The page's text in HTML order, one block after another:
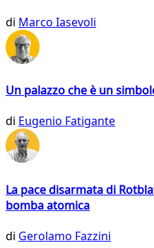
di Marco Iasevoli
Un palazzo che è un
di Eugenio Fatigante
La pace disarmata di
bomba atomica
di Gerolamo Fazzini